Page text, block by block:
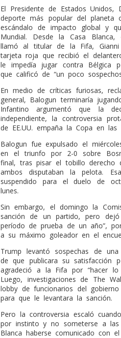
El Presidente de Estados
deporte más popular del planeta
escándalo de impacto global y
Mundial. Desde la Casa
llamó al titular de la Fifa,
tarjeta roja que recibió el
le impedía jugar contra Bélgica
que calificó de “un poco
En medio de críticas furiosas,
general, Balogun terminaría
Infantino argumentó que la
independiente, la controversia
de EE.UU. empaña la Copa en las
Balogun fue expulsado el
en el triunfo por 2-0 sobre
final, tras pisar el tobillo derecho
ambos disputaban la pelota.
suspendido para el duelo de
lunes.
Sin embargo, el domingo la
sanción de un partido, pero
período de prueba de un año”,
a su máximo goleador en el
Trump levantó sospechas de
de que publicara su
agradeció a la Fifa por “hacer
Luego, investigaciones de The
lobby de funcionarios del
para que le levantara la sanción.
Pero la controversia escaló
por instinto y no someterse a
Blanca haberse comunicado con